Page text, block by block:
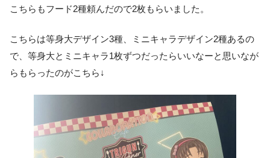
こちらもフード2種頼んだので2枚もらいました。
こちらは等身大デザイン3種、ミニキャラデザイン2種あるの
で、等身大とミニキャラ1枚ずつだったらいいなーと思いなが
らもらったのがこちら↓